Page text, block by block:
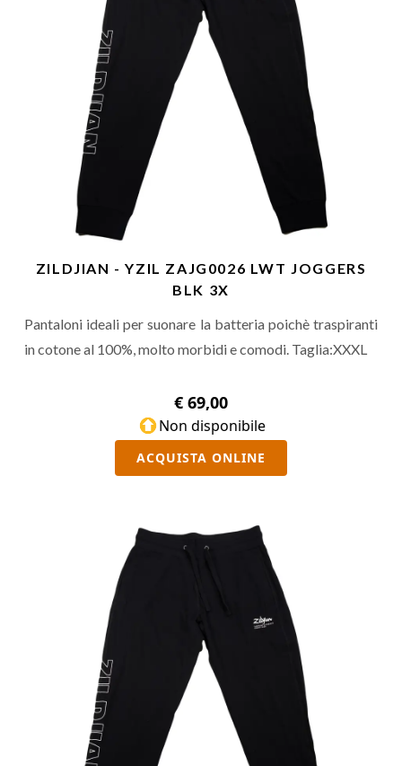
ZILDJIAN - YZIL ZAJG0026 LWT JOGGERS
BLK 3X
Pantaloni ideali per suonare la batteria poichè traspiranti
in cotone al 100%, molto morbidi e comodi. Taglia:XXXL
€ 69,00
Non disponibile
ACQUISTA ONLINE